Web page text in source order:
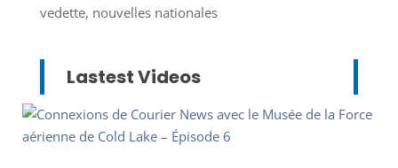
vedette, nouvelles nationales
Lastest Videos